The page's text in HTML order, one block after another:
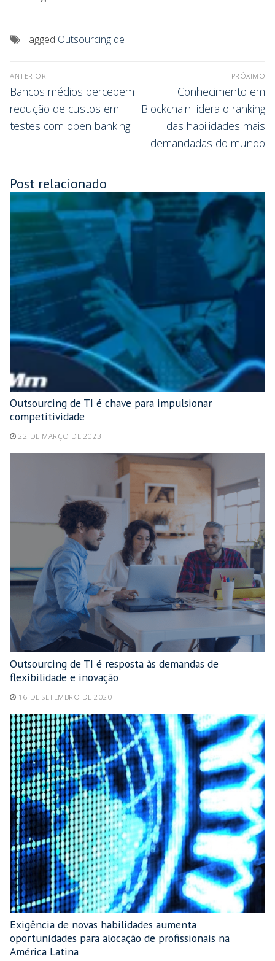
Tagged Outsourcing de TI
ANTERIOR
Bancos médios percebem
redução de custos em
testes com open banking
PRÓXIMO
Conhecimento em
Blockchain lidera o ranking
das habilidades mais
demandadas do mundo
Post relacionado
Outsourcing de TI é chave para impulsionar
competitividade
22 DE MARÇO DE 2023
Outsourcing de TI é resposta às demandas de
flexibilidade e inovação
16 DE SETEMBRO DE 2020
Exigência de novas habilidades aumenta
oportunidades para alocação de profissionais na
América Latina